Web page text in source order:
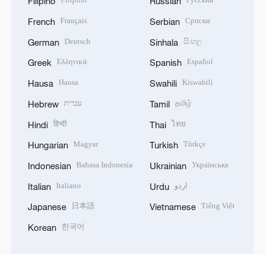
French Français
German Deutsch
Greek Ελληνικά
Hausa Hausa
Hebrew עברית
Hindi हिन्दी
Hungarian Magyar
Indonesian Bahasa Indonesia
Italian Italiano
Japanese 日本語
Korean 한국어
Serbian Српски
Sinhala සිංහල
Spanish Español
Swahili Kiswahili
Tamil தமிழ்
Thai ไทย
Turkish Türkçe
Ukrainian Українська
Urdu اردو
Vietnamese Tiếng Việt